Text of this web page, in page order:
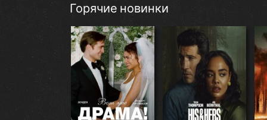
Горячие новинки